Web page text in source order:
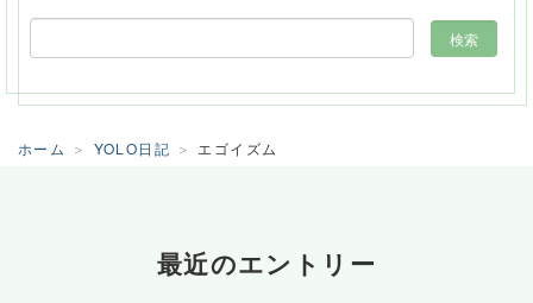
ホーム YOLO日記 エゴイズム
最近のエントリー